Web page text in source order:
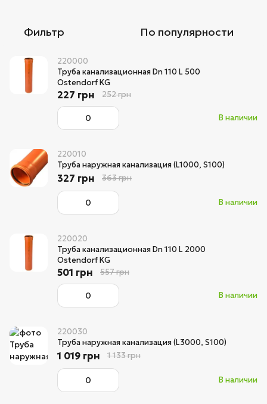
Фильтр По популярности
220000
Труба канализационная Dn 110 L 500
Ostendorf KG
В наличии
227 грн 252 грн
220010
Труба наружная канализация (L1000, S100)
В наличии
327 грн 363 грн
220020
Труба канализационная Dn 110 L 2000
Ostendorf KG
В наличии
501 грн 557 грн
220030
Труба наружная канализация (L3000, S100)
В наличии
1 019 грн 1 133 грн